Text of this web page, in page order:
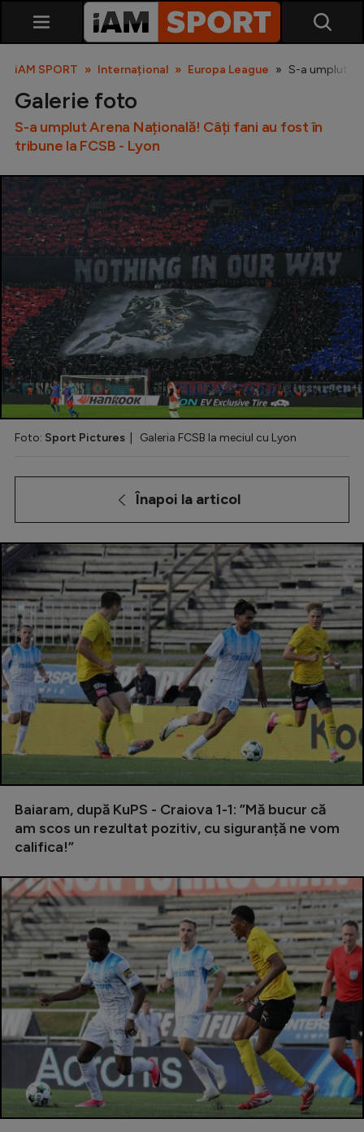
SuperLiga
Liga 2
Cupa României
Echipa Națională
U21
Fotbal feminin
Special
Diverse
Champions League
Europa League
Conference League
CM 2026
Premier League
LaLiga
Serie A
Bundesliga
Ligue 1
Starurile fotbalului
EURO 2024
Stranieri
Clasamente
Tenis
Handbal
Natație
iAM SPORT Internațional Europa League S-a umplut
Galerie foto
S-a umplut Arena Națională! Câți fani au fost în
tribune la FCSB - Lyon
Foto: Sport Pictures | Galeria FCSB la meciul cu Lyon
Înapoi la articol
Baiaram, după KuPS - Craiova 1-1: ”Mă bucur că
am scos un rezultat pozitiv, cu siguranță ne vom
califica!”